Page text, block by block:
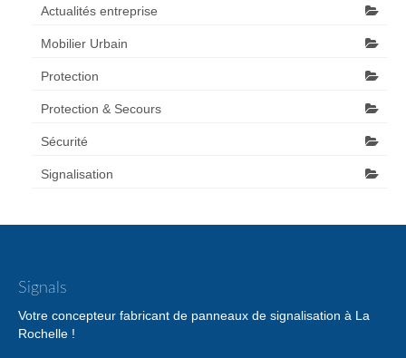
Actualités entreprise
Mobilier Urbain
Protection
Protection & Secours
Sécurité
Signalisation
Signals
Votre concepteur fabricant de panneaux de signalisation à La
Rochelle !